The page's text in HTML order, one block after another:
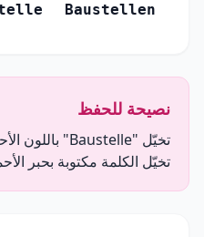
Baustellen
نصيحة للحفظ
تخيّل الكلمة مكتوبة بحبر